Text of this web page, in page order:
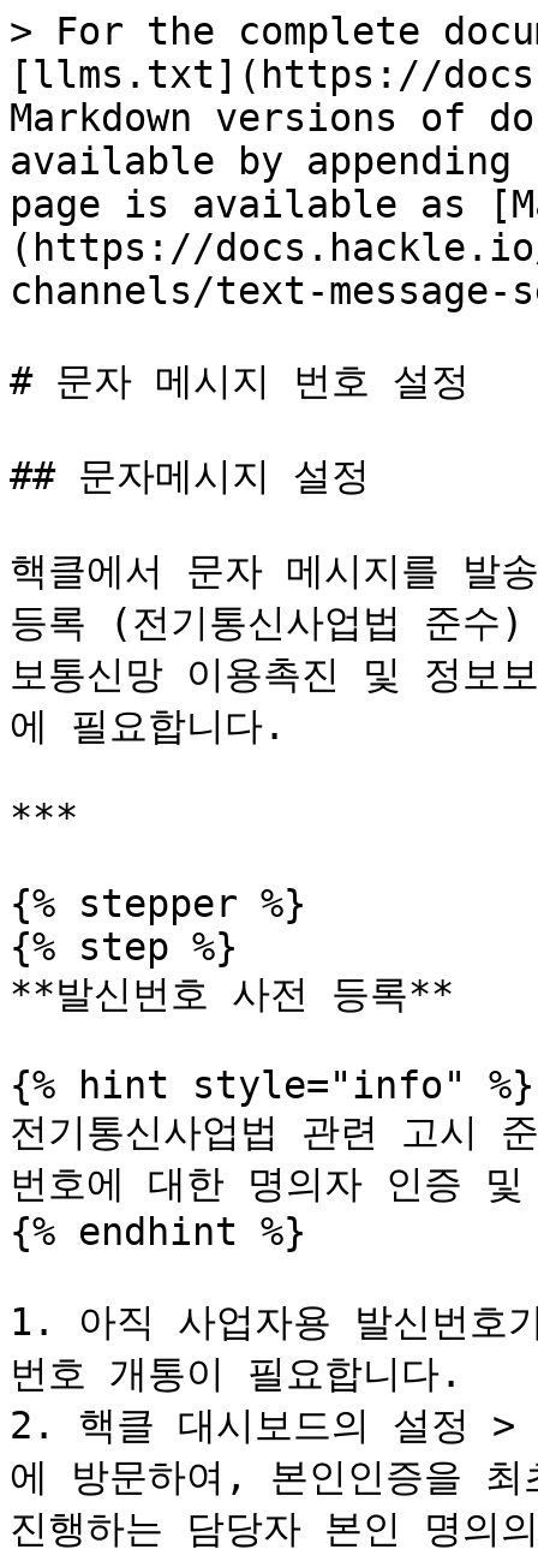
> For the complete
[llms.txt](https://
Markdown versions of
available by
page is available as
(https://
channels/text-
# 문자 메시지 번호 설정
## 문자메시지 설정
핵클에서 문자 메시지를 발
등록 (전기통신사업법 준
보통신망 이용촉진 및 정
에 필요합니다.
***
{% stepper %}
{% step %}
**발신번호 사전 등록**
{% hint style="info" %}
전기통신사업법 관련 고시
번호에 대한 명의자 인증
{% endhint %}
1. 아직 사업자용 발신번호
번호 개통이 필요합니다.
2. 핵클 대시보드의 설정 >
에 방문하여, 본인인증을
진행하는 담당자 본인 명의